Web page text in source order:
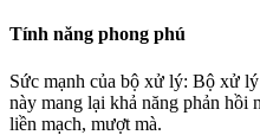
Tính năng phong phú
Sức mạnh của bộ xử lý: Bộ xử
này mang lại khả năng phản hồi
liền mạch, mượt mà.